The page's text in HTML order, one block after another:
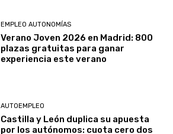
EMPLEO AUTONOMÍAS
Verano Joven 2026 en Madrid: 800
plazas gratuitas para ganar
experiencia este verano
AUTOEMPLEO
Castilla y León duplica su apuesta
por los autónomos: cuota cero dos